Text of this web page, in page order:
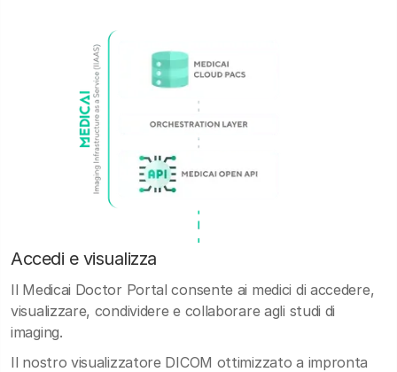
Accedi e visualizza
Il Medicai Doctor Portal consente ai medici di accedere,
visualizzare, condividere e collaborare agli studi di
imaging.
Il nostro visualizzatore DICOM ottimizzato a impronta